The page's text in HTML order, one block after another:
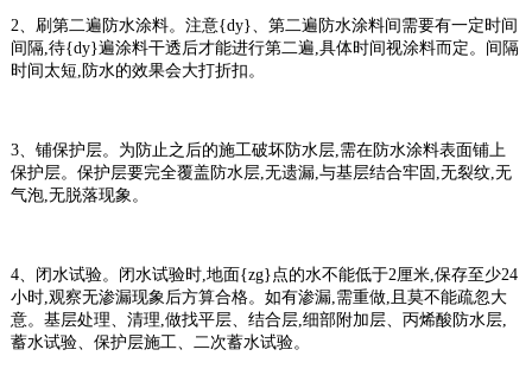
2、 刷第二遍防水涂料。注意{dy}、第二遍防水涂料间需要有一定时间
间隔, 待{dy}遍涂料干透后才能进行第二遍 具体时间视涂料而定。间隔
时间太短 防水的效果会大打折扣。
3、 铺保护层。为防止之后的施工破坏防水层, 需在防水涂料表面铺上
保护层。保护层要完全覆盖防水层, 无遗漏, 与基层结合牢固 无裂纹, 无
气泡, 无脱落现象。
4、 闭水试验。闭水试验时, 地面{zg}点的水不能低于2厘米, 保存至少24
小时, 观察无渗漏现象后方算合格。如有渗漏, 需重做, 且莫不能疏忽大
意。基层处理、清理 做找平层、结合层, 细部附加层、丙烯酸防水层,
蓄水试验、保护层施工、二次蓄水试验。